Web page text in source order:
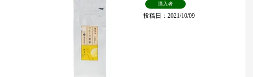
購入者
投稿日 2021/10/09